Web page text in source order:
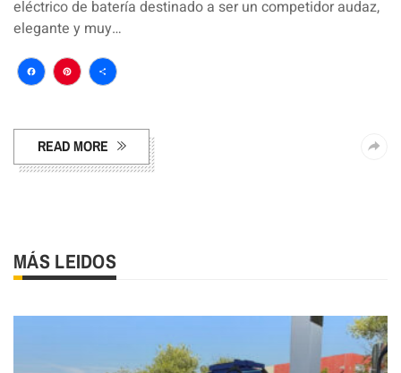
eléctrico de batería destinado a ser un competidor audaz,
elegante y muy…
Facebook
Pinterest
Compartir
READ MORE
MÁS LEIDOS